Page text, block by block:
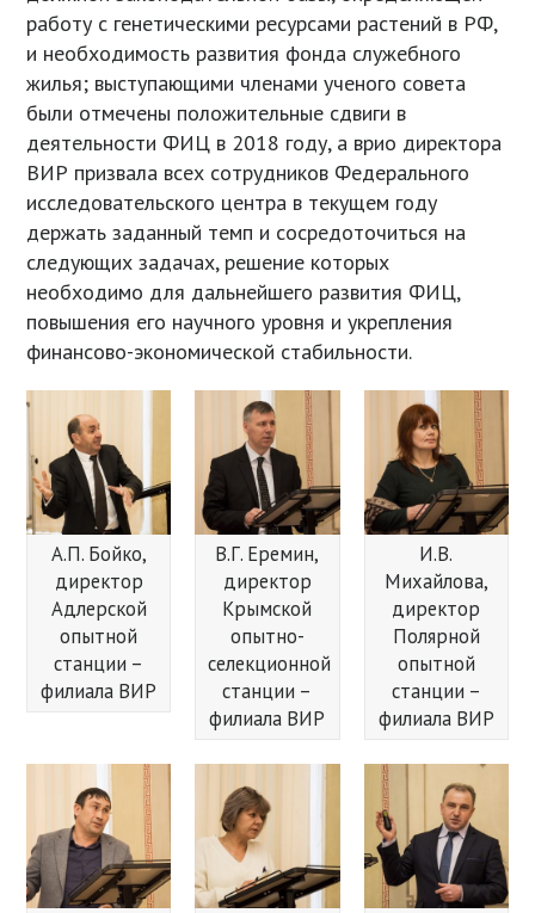
работу с генетическими ресурсами растений в РФ,
и необходимость развития фонда служебного
жилья; выступающими членами ученого совета
были отмечены положительные сдвиги в
деятельности ФИЦ в 2018 году, а врио директора
ВИР призвала всех сотрудников Федерального
исследовательского центра в текущем году
держать заданный темп и сосредоточиться на
следующих задачах, решение которых
необходимо для дальнейшего развития ФИЦ,
повышения его научного уровня и укрепления
финансово-экономической стабильности.
А.П. Бойко,
директор
Адлерской
опытной
станции –
филиала ВИР
В.Г. Еремин,
директор
Крымской
опытно-
селекционной
станции –
филиала ВИР
И.В.
Михайлова,
директор
Полярной
опытной
станции –
филиала ВИР